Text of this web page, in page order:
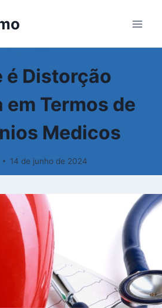
é Distorção
Termos de
Medicos
14 de junho de 2024